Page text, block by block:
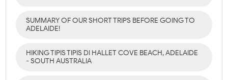
SUMMARY OF OUR SHORT TRIPS BEFORE GOING TO
ADELAIDE!
HIKING TIPIS TIPIS DI HALLET COVE BEACH, ADELAIDE
- SOUTH AUSTRALIA